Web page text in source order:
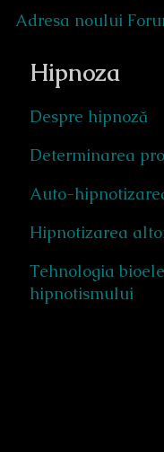
Adresa noului
Hipnoza
Despre hipnoză
Determinarea
Auto-
Hipnotizarea
Tehnologia
hipnotismului